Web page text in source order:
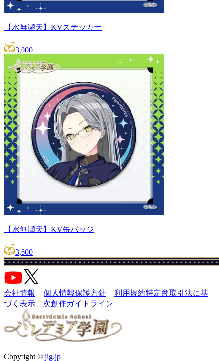
【水無瀬天】KVステッカー
3,000
【水無瀬天】KV缶バッジ
3,600
会社情報 個人情報保護方針 利用規約特定商取引法に基
づく表示二次創作ガイドライン
Copyright © jig.jp